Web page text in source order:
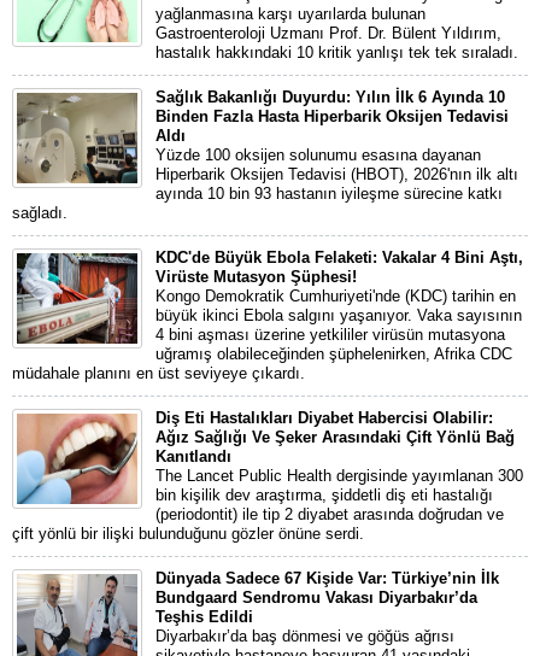
yağlanmasına karşı uyarılarda bulunan
Gastroenteroloji Uzmanı Prof. Dr. Bülent Yıldırım,
hastalık hakkındaki 10 kritik yanlışı tek tek sıraladı.
Sağlık Bakanlığı Duyurdu: Yılın İlk 6 Ayında 10
Binden Fazla Hasta Hiperbarik Oksijen Tedavisi
Aldı
Yüzde 100 oksijen solunumu esasına dayanan
Hiperbarik Oksijen Tedavisi (HBOT), 2026'nın ilk altı
ayında 10 bin 93 hastanın iyileşme sürecine katkı
sağladı.
KDC'de Büyük Ebola Felaketi: Vakalar 4 Bini Aştı,
Virüste Mutasyon Şüphesi!
Kongo Demokratik Cumhuriyeti'nde (KDC) tarihin en
büyük ikinci Ebola salgını yaşanıyor. Vaka sayısının
4 bini aşması üzerine yetkililer virüsün mutasyona
uğramış olabileceğinden şüphelenirken, Afrika CDC
müdahale planını en üst seviyeye çıkardı.
Diş Eti Hastalıkları Diyabet Habercisi Olabilir:
Ağız Sağlığı Ve Şeker Arasındaki Çift Yönlü Bağ
Kanıtlandı
The Lancet Public Health dergisinde yayımlanan 300
bin kişilik dev araştırma, şiddetli diş eti hastalığı
(periodontit) ile tip 2 diyabet arasında doğrudan ve
çift yönlü bir ilişki bulunduğunu gözler önüne serdi.
Dünyada Sadece 67 Kişide Var: Türkiye’nin İlk
Bundgaard Sendromu Vakası Diyarbakır’da
Teşhis Edildi
Diyarbakır’da baş dönmesi ve göğüs ağrısı